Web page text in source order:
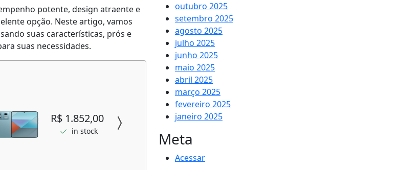
potente, design atraente e
opção. Neste artigo, vamos
suas características, prós e
suas necessidades.
R$ 1.852,00
in stock
outubro 2025
setembro 2025
agosto 2025
julho 2025
junho 2025
maio 2025
abril 2025
março 2025
fevereiro 2025
janeiro 2025
Meta
Acessar